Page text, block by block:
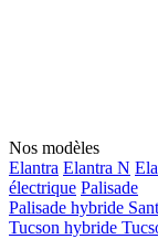
Nos modèles
Elantra Elantra N
électrique Palisade
Palisade hybride
Tucson hybride